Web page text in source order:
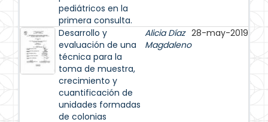
pediátricos en la
primera consulta.
Desarrollo y
evaluación de una
técnica para la
toma de muestra,
crecimiento y
cuantificación de
unidades formadas
de colonias
Alicia Díaz
Magdaleno
28-may-2019